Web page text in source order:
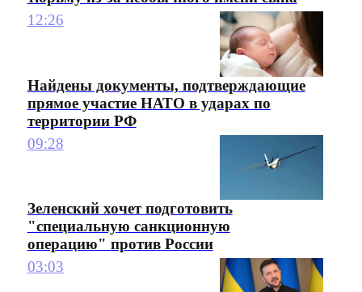
12:26
Найдены документы, подтверждающие
прямое участие НАТО в ударах по
территории РФ
09:28
Зеленский хочет подготовить
"специальную санкционную
операцию" против России
03:03